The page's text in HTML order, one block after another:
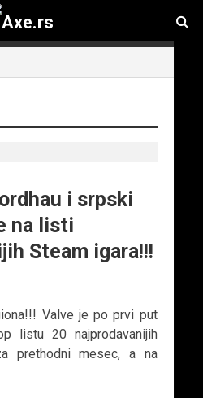
i srpski
na listi
Steam igara!!!
Valve je po prvi put
listu 20 najprodavanijih
prethodni mesec, a na